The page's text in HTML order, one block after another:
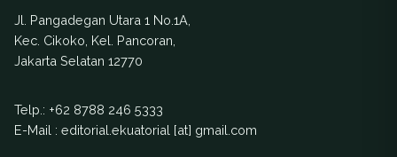
Jl. Pangadegan Utara 1 No.1A,
Kec. Cikoko, Kel. Pancoran,
Jakarta Selatan 12770
Telp.: +62 8788 246 5333
E-Mail : editorial.ekuatorial [at] gmail.com